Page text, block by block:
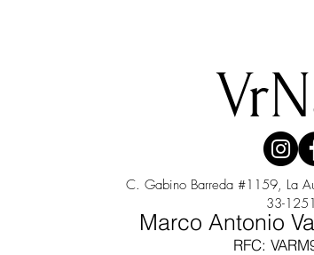
C. Gabino Barreda #1159, La
33-
Marco Antonio
RFC: